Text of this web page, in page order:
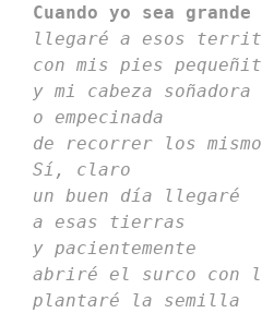
Cuando yo sea grande
llegaré a esos
con mis pies
y mi cabeza soñadora
o empecinada
de recorrer los
Sí, claro
un buen día llegaré
a esas tierras
y pacientemente
abriré el surco con
plantaré la semilla